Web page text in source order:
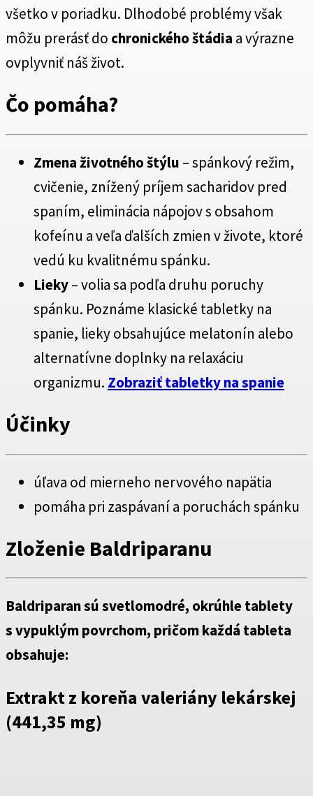
všetko v poriadku. Dlhodobé problémy však
môžu prerásť do chronického štádia a výrazne
ovplyvniť náš život.
Čo pomáha?
Zmena životného štýlu – spánkový režim,
cvičenie, znížený príjem sacharidov pred
spaním, eliminácia nápojov s obsahom
kofeínu a veľa ďalších zmien v živote, ktoré
vedú ku kvalitnému spánku.
Lieky– volia sa podľa druhu poruchy
spánku. Poznáme klasické tabletky na
spanie, lieky obsahujúce melatonín alebo
alternatívne doplnky na relaxáciu
organizmu. Zobraziť tabletky na spanie
Účinky
úľava od mierneho nervového napätia
pomáha pri zaspávaní a poruchách spánku
Zloženie Baldriparanu
Baldriparan sú svetlomodré, okrúhle tablety
s vypuklým povrchom, pričom každá tableta
obsahuje:
Extrakt z koreňa valeriány lekárskej
(441,35 mg)